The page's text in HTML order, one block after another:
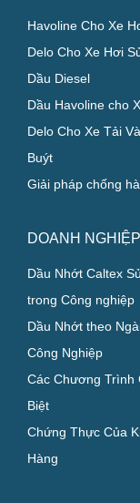
Havoline Cho Xe
Delo Cho Xe Hơi
Dầu Diesel
Dầu Havoline cho
Delo Cho Xe Tải
Buýt
Giải pháp chống
DOANH NGHIỆP
Dầu Nhớt Caltex
trong Công nghiệp
Dầu Nhớt theo
Công Nghiệp
Các Chương Trình
Biệt
Chứng Thực Của
Hàng